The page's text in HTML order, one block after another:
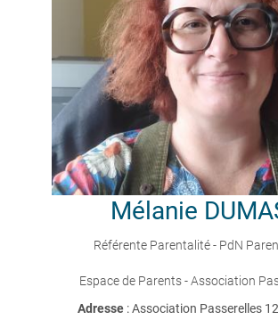
Mélanie
Référente Parentalité - PdN
Espace de Parents - Association
Adresse : Association Passerelles